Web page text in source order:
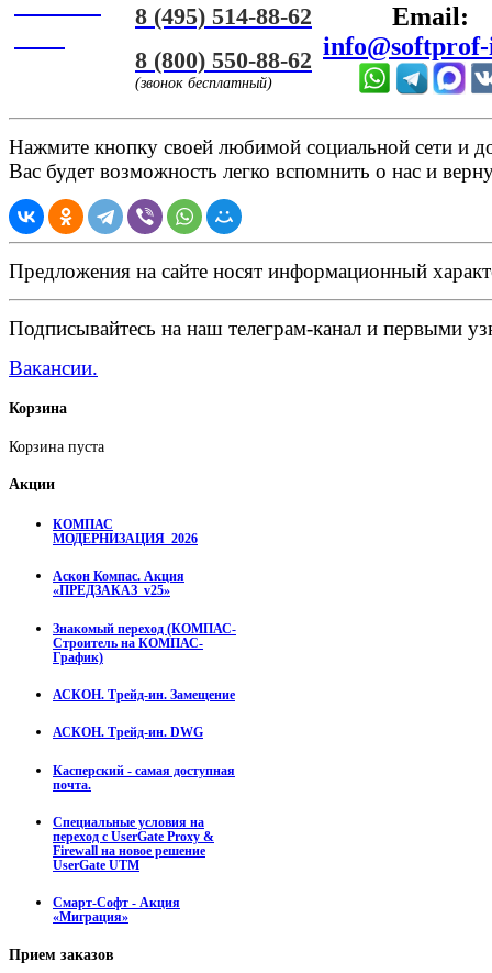
8 (495) 514-88-62
8 (800) 550-88-62
(звонок бесплатный)
Email:
Нажмите кнопку своей любимой социальной сети и
Вас будет возможность легко вспомнить о нас и
Предложения на сайте носят информационный
Подписывайтесь на наш телеграм-канал и первыми
Вакансии.
Корзина
Корзина пуста
Акции
КОМПАС
МОДЕРНИЗАЦИЯ_2026
Аскон Компас. Акция
«ПРЕДЗАКАЗ_v25»
Знакомый переход (КОМПАС-
Строитель на КОМПАС-
График)
АСКОН. Трейд-ин. Замещение
АСКОН. Трейд-ин. DWG
Касперский - самая доступная
почта.
Специальные условия на
переход с UserGate Proxy &
Firewall на новое решение
UserGate UTM
Смарт-Софт - Акция
«Миграция»
Прием заказов